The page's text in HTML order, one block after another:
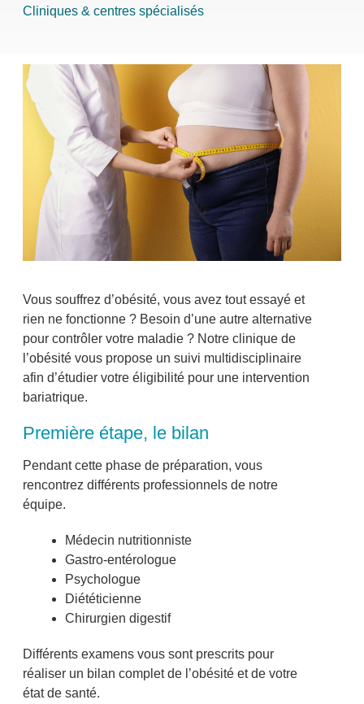
Cliniques & centres spécialisés
Vous souffrez d’obésité, vous avez tout essayé et
rien ne fonctionne ? Besoin d’une autre alternative
pour contrôler votre maladie ? Notre clinique de
l’obésité vous propose un suivi multidisciplinaire
afin d’étudier votre éligibilité pour une intervention
bariatrique.
Première étape, le bilan
Pendant cette phase de préparation, vous
rencontrez différents professionnels de notre
équipe.
Médecin nutritionniste
Gastro-entérologue
Psychologue
Diététicienne
Chirurgien digestif
Différents examens vous sont prescrits pour
réaliser un bilan complet de l’obésité et de votre
état de santé.